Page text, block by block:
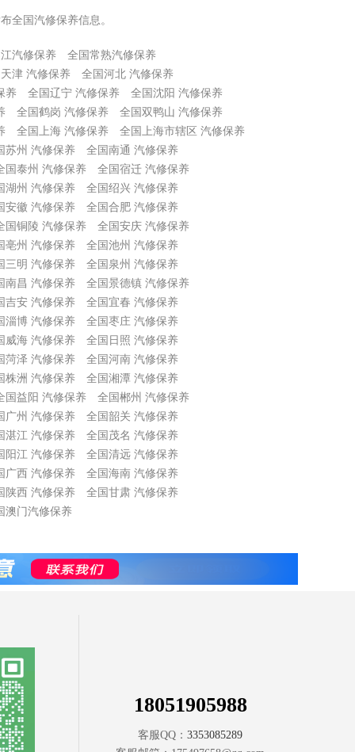
全国汽修保养信息。
汽修保养
全国常熟汽修保养
津 汽修保养
全国河北 汽修保养
养
全国辽宁 汽修保养
全国沈阳 汽修保养
全国鹤岗 汽修保养
全国双鸭山 汽修保养
全国上海 汽修保养
全国上海市辖区 汽修保养
苏州 汽修保养
全国南通 汽修保养
国泰州 汽修保养
全国宿迁 汽修保养
湖州 汽修保养
全国绍兴 汽修保养
安徽 汽修保养
全国合肥 汽修保养
国铜陵 汽修保养
全国安庆 汽修保养
亳州 汽修保养
全国池州 汽修保养
三明 汽修保养
全国泉州 汽修保养
南昌 汽修保养
全国景德镇 汽修保养
吉安 汽修保养
全国宜春 汽修保养
淄博 汽修保养
全国枣庄 汽修保养
威海 汽修保养
全国日照 汽修保养
菏泽 汽修保养
全国河南 汽修保养
株洲 汽修保养
全国湘潭 汽修保养
国益阳 汽修保养
全国郴州 汽修保养
广州 汽修保养
全国韶关 汽修保养
湛江 汽修保养
全国茂名 汽修保养
阳江 汽修保养
全国清远 汽修保养
广西 汽修保养
全国海南 汽修保养
陕西 汽修保养
全国甘肃 汽修保养
澳门汽修保养
18051905988
客服QQ： 3353085289